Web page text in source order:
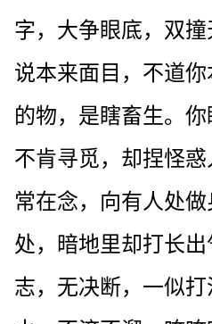
字，大争眼底，双
说本来面目，不道
的物，是瞎畜生。你
不肯寻觅，却捏怪
常在念，向有人处
处，暗地里却打长出
志，无决断，一似